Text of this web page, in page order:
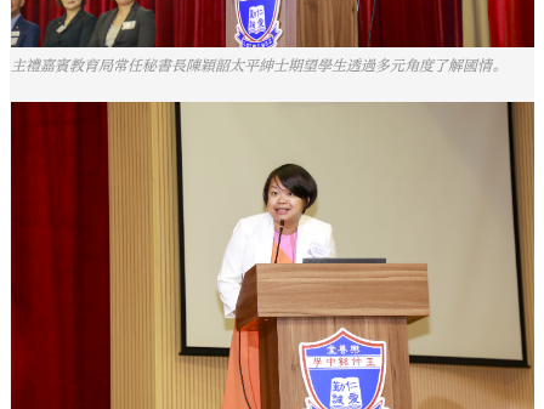
主禮嘉賓教育局常任秘書長陳穎韶太平紳士期望學生透過多元角度了解國情。